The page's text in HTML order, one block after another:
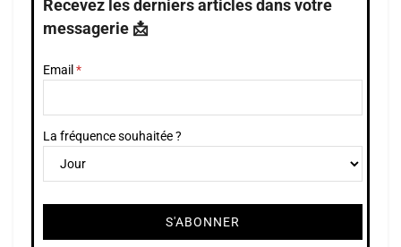
Recevez les derniers articles dans votre
messagerie 📩
Email
La fréquence souhaitée ?